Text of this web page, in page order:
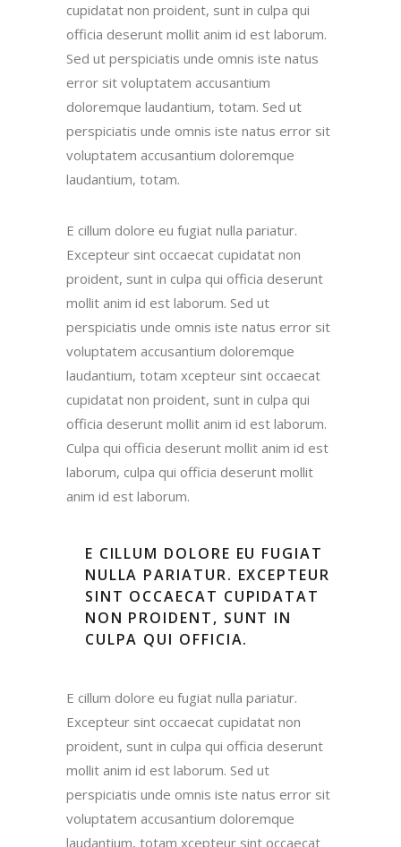
cupidatat non proident, sunt in culpa qui
officia deserunt mollit anim id est laborum.
Sed ut perspiciatis unde omnis iste natus
error sit voluptatem accusantium
doloremque laudantium, totam. Sed ut
perspiciatis unde omnis iste natus error sit
voluptatem accusantium doloremque
laudantium, totam.
E cillum dolore eu fugiat nulla pariatur.
Excepteur sint occaecat cupidatat non
proident, sunt in culpa qui officia deserunt
mollit anim id est laborum. Sed ut
perspiciatis unde omnis iste natus error sit
voluptatem accusantium doloremque
laudantium, totam xcepteur sint occaecat
cupidatat non proident, sunt in culpa qui
officia deserunt mollit anim id est laborum.
Culpa qui officia deserunt mollit anim id est
laborum, culpa qui officia deserunt mollit
anim id est laborum.
E CILLUM DOLORE EU FUGIAT
NULLA PARIATUR. EXCEPTEUR
SINT OCCAECAT CUPIDATAT
NON PROIDENT, SUNT IN
CULPA QUI OFFICIA.
E cillum dolore eu fugiat nulla pariatur.
Excepteur sint occaecat cupidatat non
proident, sunt in culpa qui officia deserunt
mollit anim id est laborum. Sed ut
perspiciatis unde omnis iste natus error sit
voluptatem accusantium doloremque
laudantium, totam xcepteur sint occaecat